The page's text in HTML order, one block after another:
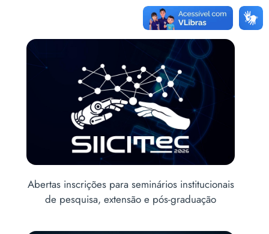
Abertas inscrições para seminários institucionais
de pesquisa, extensão e pós-graduação